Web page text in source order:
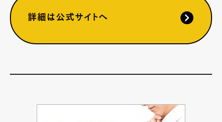
詳細は公式サイトへ